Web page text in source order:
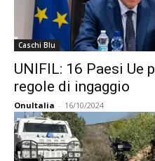
Caschi Blu
UNIFIL: 16 Paesi Ue
regole di ingaggio
OnuItalia - 16/10/2024